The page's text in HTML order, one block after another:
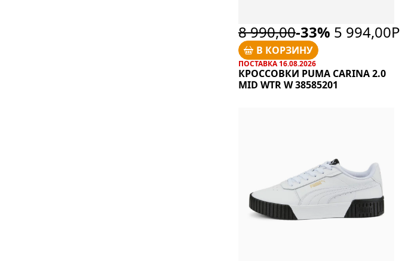
8 990,00-33% 5 994,00Р
В КОРЗИНУ
ПОСТАВКА 16.08.2026
КРОССОВКИ PUMA CARINA 2.0
MID WTR W 38585201